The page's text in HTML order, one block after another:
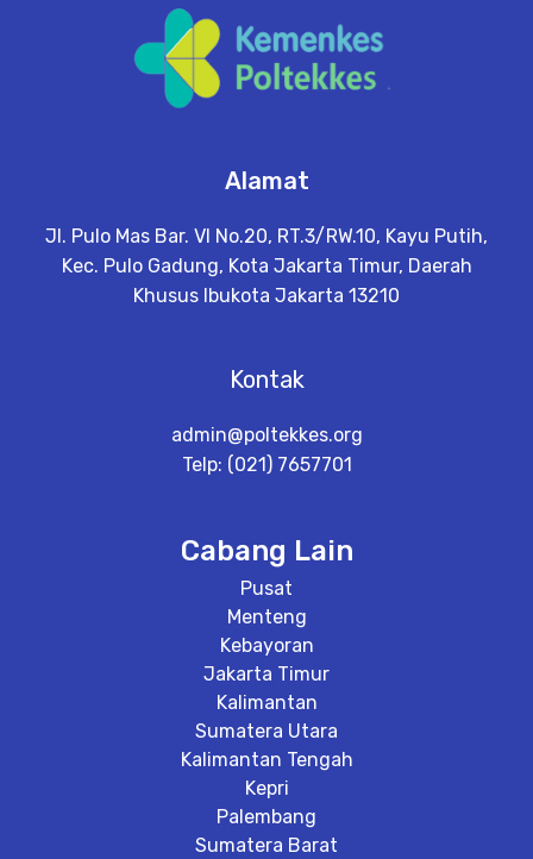
Alamat
Jl. Pulo Mas Bar. VI No.20, RT.3/RW.10, Kayu Putih,
Kec. Pulo Gadung, Kota Jakarta Timur, Daerah
Khusus Ibukota Jakarta 13210
Kontak
admin@poltekkes.org
Telp: (021) 7657701
Cabang Lain
Pusat
Menteng
Kebayoran
Jakarta Timur
Kalimantan
Sumatera Utara
Kalimantan Tengah
Kepri
Palembang
Sumatera Barat